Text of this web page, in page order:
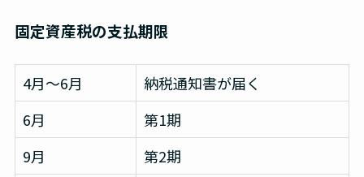
固定資産税の支払期限
4月～6月
納税通知書が届く
6月
第1期
9月
第2期